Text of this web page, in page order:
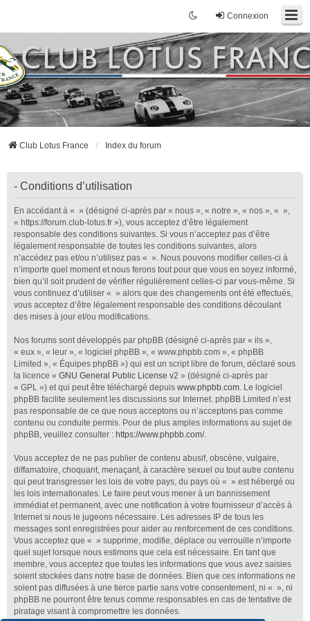
Connexion
Club Lotus France Index du forum
- Conditions d’utilisation
En accédant à « » (désigné ci-après par « nous », « notre », « nos », « »,
« https://forum.club-lotus.fr »), vous acceptez d’être légalement
responsable des conditions suivantes. Si vous n’acceptez pas d’être
légalement responsable de toutes les conditions suivantes, alors
n’accédez pas et/ou n’utilisez pas « ». Nous pouvons modifier celles-ci à
n’importe quel moment et nous ferons tout pour que vous en soyez informé,
bien qu’il soit prudent de vérifier régulièrement celles-ci par vous-même. Si
vous continuez d’utiliser « » alors que des changements ont été effectués,
vous acceptez d’être légalement responsable des conditions découlant
des mises à jour et/ou modifications.
Nos forums sont développés par phpBB (désigné ci-après par « ils »,
« eux », « leur », « logiciel phpBB », « www.phpbb.com », « phpBB
Limited », « Équipes phpBB ») qui est un script libre de forum, déclaré sous
la licence « GNU General Public License v2 » (désigné ci-après par
« GPL ») et qui peut être téléchargé depuis www.phpbb.com. Le logiciel
phpBB facilite seulement les discussions sur Internet. phpBB Limited n’est
pas responsable de ce que nous acceptons ou n’acceptons pas comme
contenu ou conduite permis. Pour de plus amples informations au sujet de
phpBB, veuillez consulter : https://www.phpbb.com/.
Vous acceptez de ne pas publier de contenu abusif, obscène, vulgaire,
diffamatoire, choquant, menaçant, à caractère sexuel ou tout autre contenu
qui peut transgresser les lois de votre pays, du pays où « » est hébergé ou
les lois internationales. Le faire peut vous mener à un bannissement
immédiat et permanent, avec une notification à votre fournisseur d’accès à
Internet si nous le jugeons nécessaire. Les adresses IP de tous les
messages sont enregistrées pour aider au renforcement de ces conditions.
Vous acceptez que « » supprime, modifie, déplace ou verrouille n’importe
quel sujet lorsque nous estimons que cela est nécessaire. En tant que
membre, vous acceptez que toutes les informations que vous avez saisies
soient stockées dans notre base de données. Bien que ces informations ne
soient pas diffusées à une tierce partie sans votre consentement, ni « », ni
phpBB ne pourront être tenus comme responsables en cas de tentative de
piratage visant à compromettre les données.